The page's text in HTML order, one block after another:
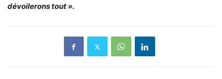
dévoilerons tout ».